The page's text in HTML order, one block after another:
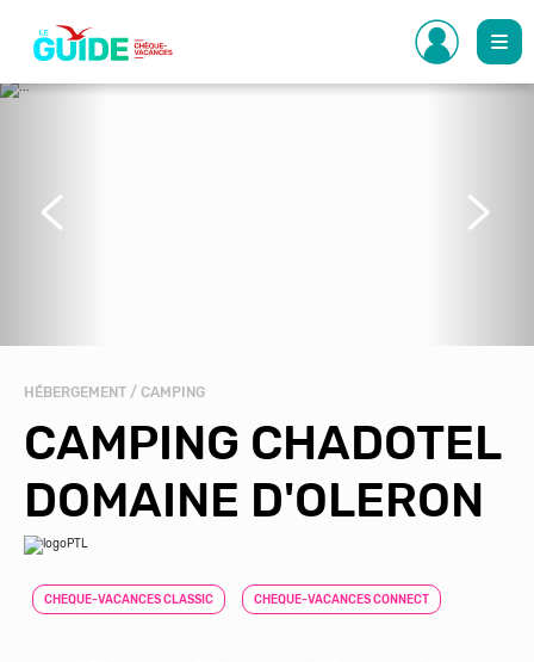
contenu
principal
HÉBERGEMENT / CAMPING
CAMPING CHADOTEL
DOMAINE D'OLERON
CHEQUE-VACANCES CLASSIC CHEQUE-VACANCES CONNECT
Précédent Suivant